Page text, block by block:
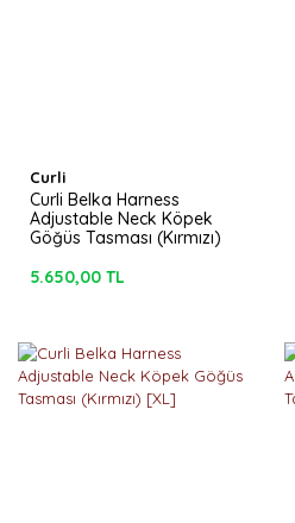
Curli
Curli Belka Harness
Adjustable Neck Köpek
Göğüs Tasması (Kırmızı)
5.650,00 TL